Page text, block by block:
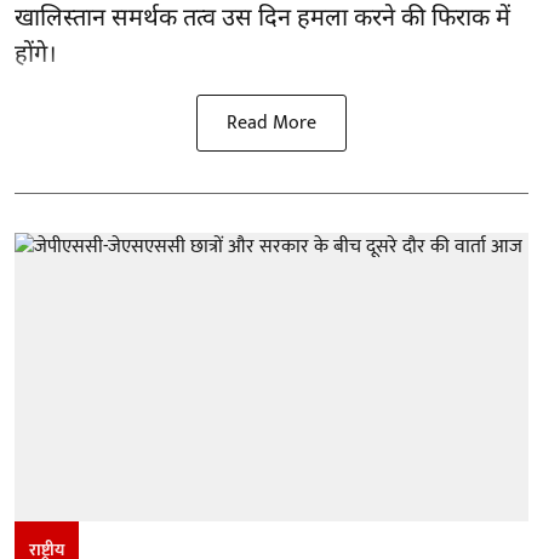
खालिस्तान समर्थक तत्व उस दिन हमला करने की फिराक में
होंगे।
Read More
राष्ट्रीय